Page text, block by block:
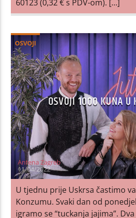
60123 (0,32 € s PDV-om). […]
OSVOJI
OSVOJI 1000 KUNA U
Antena Zagreb
11/04/2022
U tjednu prije Uskrsa častimo
Konzumu. Svaki dan od
igramo se “tuckanja jajima”.